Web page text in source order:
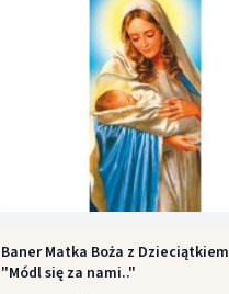
Baner Matka Boża z
"Módl się za nami.."